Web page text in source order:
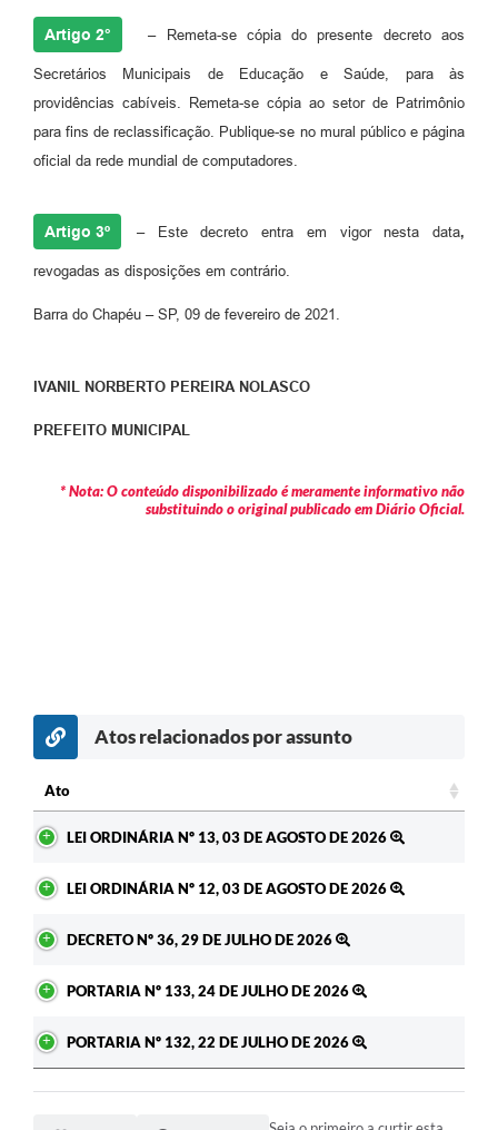
Artigo 2° – Remeta-se cópia do presente decreto aos
Secretários Municipais de Educação e Saúde, para às
providências cabíveis. Remeta-se cópia ao setor de Patrimônio
para fins de reclassificação. Publique-se no mural público e página
oficial da rede mundial de computadores.
Artigo 3º – Este decreto entra em vigor nesta data,
revogadas as disposições em contrário.
Barra do Chapéu – SP, 09 de fevereiro de 2021.
IVANIL NORBERTO PEREIRA NOLASCO
PREFEITO MUNICIPAL
* Nota: O conteúdo disponibilizado é meramente informativo não
substituindo o original publicado em Diário Oficial.
Atos relacionados por assunto
Ato
LEI ORDINÁRIA Nº 13, 03 DE AGOSTO DE 2026
LEI ORDINÁRIA Nº 12, 03 DE AGOSTO DE 2026
DECRETO Nº 36, 29 DE JULHO DE 2026
PORTARIA Nº 133, 24 DE JULHO DE 2026
PORTARIA Nº 132, 22 DE JULHO DE 2026